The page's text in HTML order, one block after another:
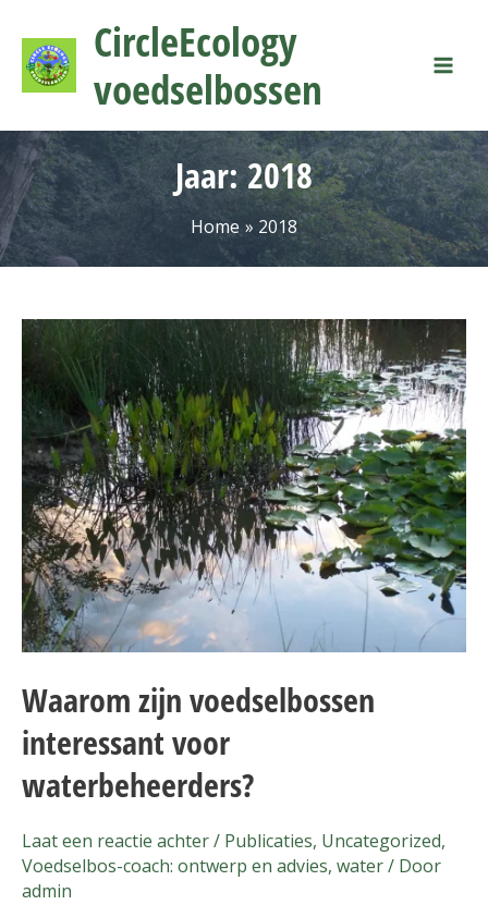
naar
CircleEcology
voedselbossen
Jaar:2018
Home 2018
Waarom zijn voedselbossen
interessant voor
waterbeheerders?
Laat een reactie achter/ Publicaties, Uncategorized,
Voedselbos-coach: ontwerp en advies, water/ Door
admin
Waarom
zijn
voedselbossen
interessant
voor
waterbeheerders?